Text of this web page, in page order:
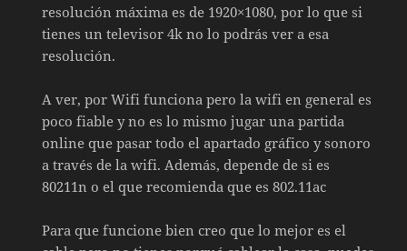
resolución máxima es de 1920×1080, por lo que si
tienes un televisor 4k no lo podrás ver a esa
resolución.
A ver, por Wifi funciona pero la wifi en general es
poco fiable y no es lo mismo jugar una partida
online que pasar todo el apartado gráfico y sonoro
a través de la wifi. Además, depende de si es
80211n o el que recomienda que es 802.11ac
Para que funcione bien creo que lo mejor es el